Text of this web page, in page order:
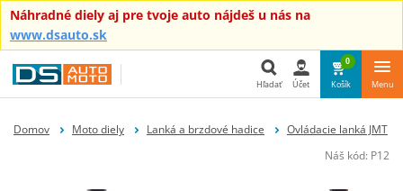
Náhradné diely aj pre tvoje auto nájdeš u nás na
www.dsauto.sk
Hľadať
Hľadať Účet
0
Košík Menu
Domov Moto diely Lanká a brzdové hadice
Ovládacie lanká JMT
Náš kód: P12